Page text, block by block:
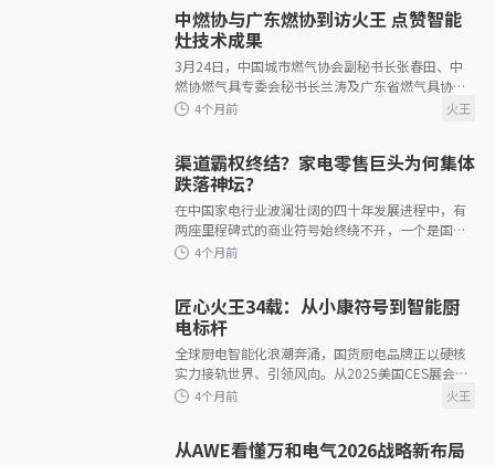
3个月前
中燃协与广东燃协到访火王 点赞智能
灶技术成果
3月24日，中国城市燃气协会副秘书长张春田、中
燃协燃气具专委会秘书长兰涛及广东省燃气具协会
一行到访火王智能厨电总部，开展实地调研与深度
渠道霸权终结？家电零售巨头为何集体
跌落神坛？
在中国家电行业波澜壮阔的四十年发展进程中，有
两座里程碑式的商业符号始终绕不开，一个是国
美，一个是苏宁。二者皆是中国家电连锁零售的奠
匠心火王34载：从小康符号到智能厨
电标杆
全球厨电智能化浪潮奔涌，国货厨电品牌正以硬核
实力接轨世界、引领风向。从2025美国CES展会惊
艳亮相，到锚定2026 AWE展会智能新风向，火王始
从AWE看懂万和电气2026战略新布局